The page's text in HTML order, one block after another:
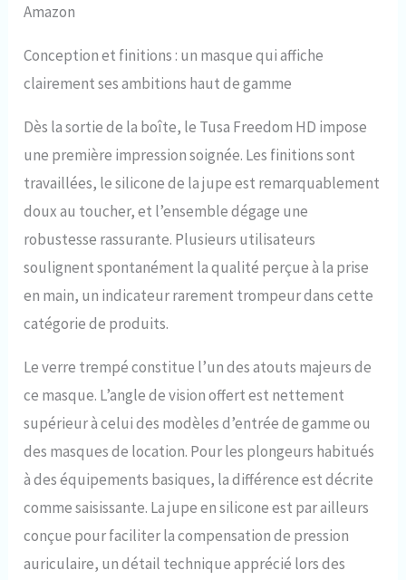
Amazon
Conception et finitions : un masque qui affiche
clairement ses ambitions haut de gamme
Dès la sortie de la boîte, le Tusa Freedom HD impose
une première impression soignée. Les finitions sont
travaillées, le silicone de la jupe est remarquablement
doux au toucher, et l’ensemble dégage une
robustesse rassurante. Plusieurs utilisateurs
soulignent spontanément la qualité perçue à la prise
en main, un indicateur rarement trompeur dans cette
catégorie de produits.
Le verre trempé constitue l’un des atouts majeurs de
ce masque. L’angle de vision offert est nettement
supérieur à celui des modèles d’entrée de gamme ou
des masques de location. Pour les plongeurs habitués
à des équipements basiques, la différence est décrite
comme saisissante. La jupe en silicone est par ailleurs
conçue pour faciliter la compensation de pression
auriculaire, un détail technique apprécié lors des